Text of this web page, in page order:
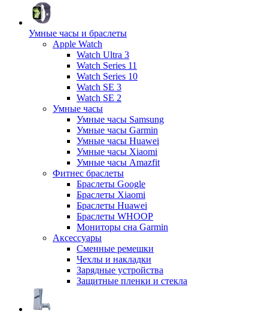
Умные часы и браслеты
Apple Watch
Watch Ultra 3
Watch Series 11
Watch Series 10
Watch SE 3
Watch SE 2
Умные часы
Умные часы Samsung
Умные часы Garmin
Умные часы Huawei
Умные часы Xiaomi
Умные часы Amazfit
Фитнес браслеты
Браслеты Google
Браслеты Xiaomi
Браслеты Huawei
Браслеты WHOOP
Мониторы сна Garmin
Аксессуары
Сменные ремешки
Чехлы и накладки
Зарядные устройства
Защитные пленки и стекла